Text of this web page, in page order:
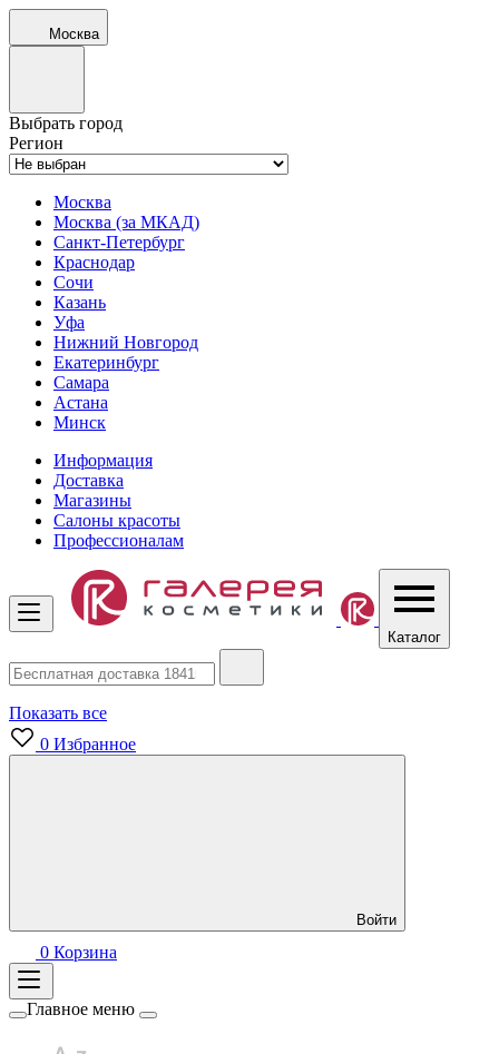
Москва
Выбрать город
Регион
Москва
Москва (за МКАД)
Санкт-Петербург
Краснодар
Сочи
Казань
Уфа
Нижний Новгород
Екатеринбург
Самара
Астана
Минск
Информация
Доставка
Магазины
Салоны красоты
Профессионалам
Каталог
Показать все
0 Избранное
Войти
0 Корзина
Главное меню